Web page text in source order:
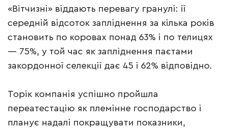
«Вітчизні» віддають перевагу гранулі: її
середній відсоток запліднення за кілька років
становить по коровах понад 63% і по телицях
— 75%, у той час як запліднення паєтами
закордонної селекції дає 45 і 62% відповідно.
Торік компанія успішно пройшла
переатестацію як племінне господарство і
планує надалі покращувати показники,